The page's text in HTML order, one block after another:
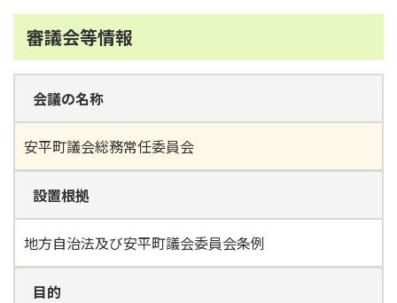
審議会等情報
会議の名称
安平町議会総務常任委員会
設置根拠
地方自治法及び安平町議会委員会条例
目的